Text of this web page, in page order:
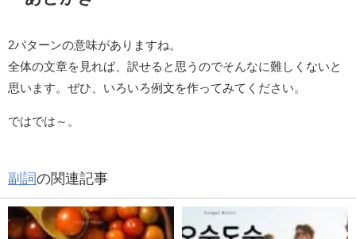
2パターンの意味がありますね。
全体の文章を見れば、訳せると思うのでそんなに難しくないと
思います。ぜひ、いろいろ例文を作ってみてください。
ではでは～。
副詞の関連記事